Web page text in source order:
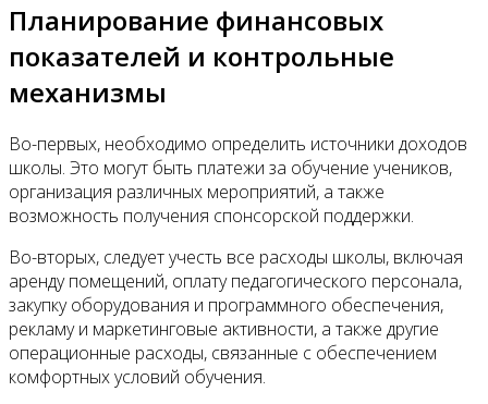
Планирование финансовых
показателей и контрольные
механизмы
Во-первых, необходимо определить источники доходов
школы. Это могут быть платежи за обучение учеников,
организация различных мероприятий, а также
возможность получения спонсорской поддержки.
Во-вторых, следует учесть все расходы школы, включая
аренду помещений, оплату педагогического персонала,
закупку оборудования и программного обеспечения,
рекламу и маркетинговые активности, а также другие
операционные расходы, связанные с обеспечением
комфортных условий обучения.